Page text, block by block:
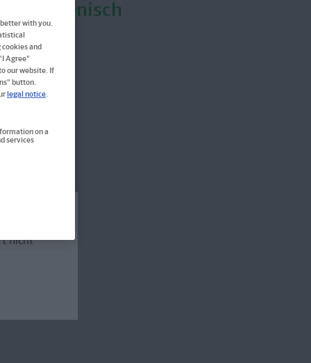
Italienisch
nicht
better with you.
and
Agree"
our website. If
button.
legal notice.
on a
services